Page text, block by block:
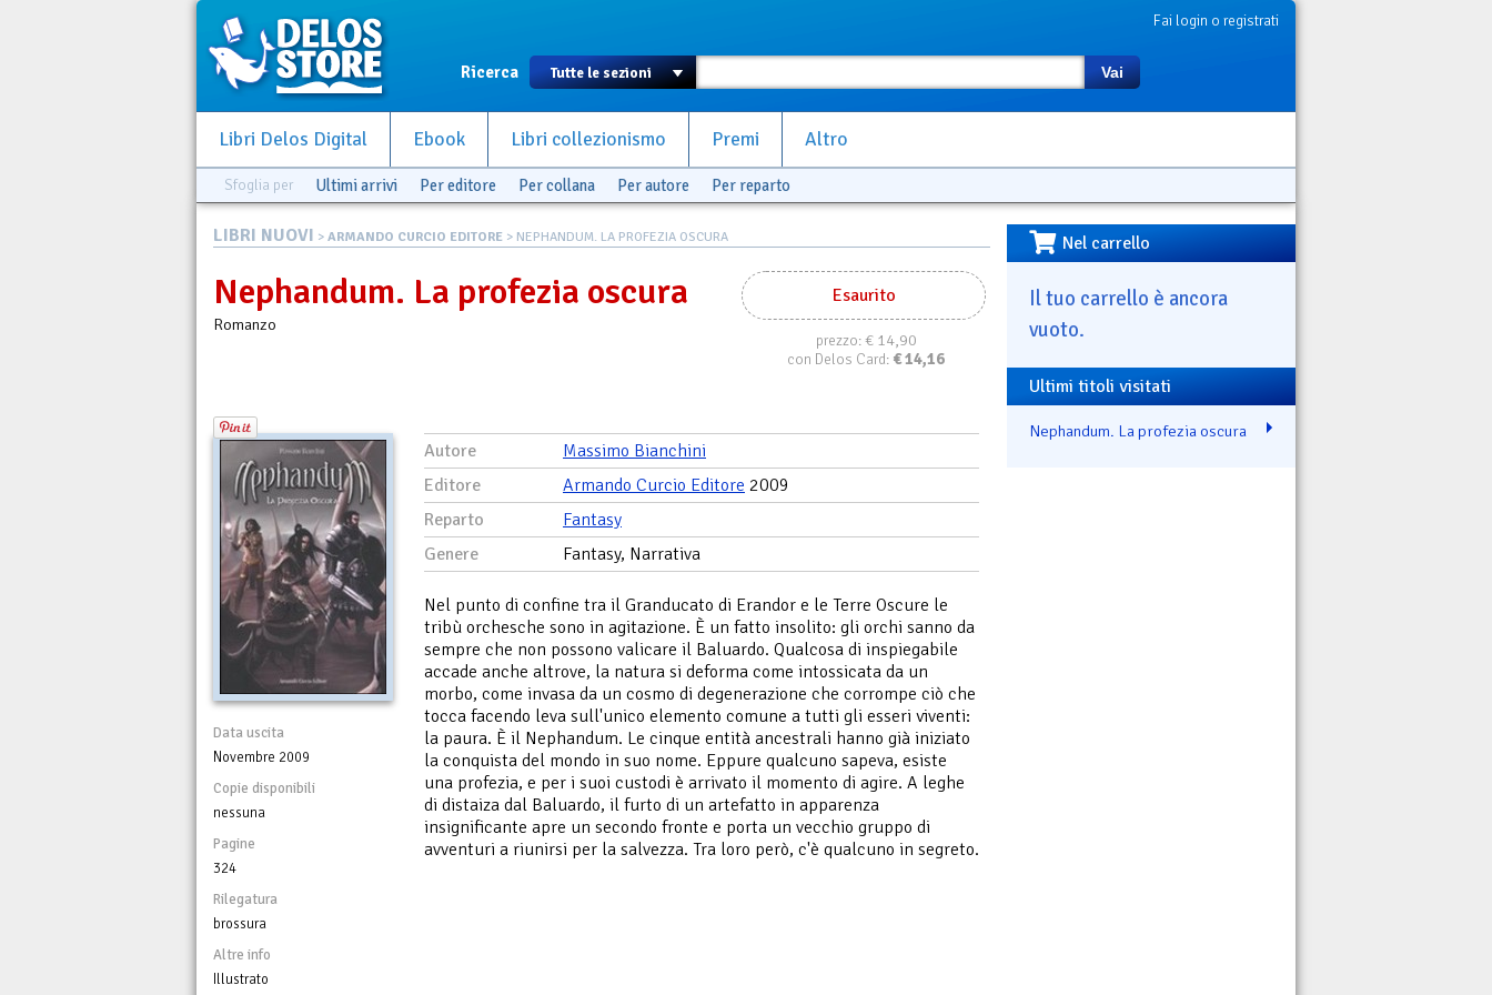
Fai login o registrati
Ricerca Vai
Libri Delos Digital Ebook Libri collezionismo Premi Altro
Sfoglia per Ultimi arrivi Per editore Per collana Per autore Per reparto
LIBRI NUOVI > ARMANDO CURCIO EDITORE > NEPHANDUM. LA PROFEZIA OSCURA
Esaurito
prezzo:€ 14,90
con Delos Card: €14,16
Nephandum. La profezia oscura
Romanzo
Data uscita
Novembre 2009
Copie disponibili
nessuna
Pagine
324
Rilegatura
brossura
Altre info
Illustrato
Autore
Massimo Bianchini
Editore
Armando Curcio Editore 2009
Reparto
Fantasy
Genere
Fantasy, Narrativa
Nel punto di confine tra il Granducato di Erandor e le Terre Oscure le
tribù orchesche sono in agitazione. È un fatto insolito: gli orchi sanno da
sempre che non possono valicare il Baluardo. Qualcosa di inspiegabile
accade anche altrove, la natura si deforma come intossicata da un
morbo, come invasa da un cosmo di degenerazione che corrompe ciò che
tocca facendo leva sull'unico elemento comune a tutti gli esseri viventi:
la paura. È il Nephandum. Le cinque entità ancestrali hanno già iniziato
la conquista del mondo in suo nome. Eppure qualcuno sapeva, esiste
una profezia, e per i suoi custodi è arrivato il momento di agire. A leghe
di distaiza dal Baluardo, il furto di un artefatto in apparenza
insignificante apre un secondo fronte e porta un vecchio gruppo di
avventuri a riunirsi per la salvezza. Tra loro però, c'è qualcuno in segreto.
Nel carrello
Il tuo carrello è ancora
vuoto.
Ultimi titoli visitati
Nephandum. La profezia oscura